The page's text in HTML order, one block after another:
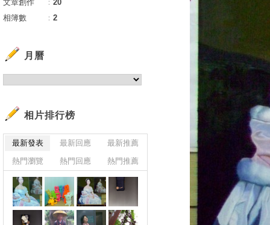
文章創作
： 20
相簿數
： 2
月曆
相片排行榜
最新發表 最新回應
最新推薦
熱門瀏覽
熱門回應 熱門推薦